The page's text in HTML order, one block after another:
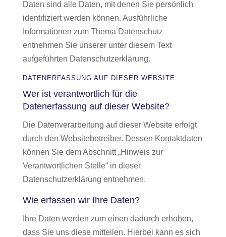
Daten sind alle Daten, mit denen Sie persönlich
identifiziert werden können. Ausführliche
Informationen zum Thema Datenschutz
entnehmen Sie unserer unter diesem Text
aufgeführten Datenschutzerklärung.
DATENERFASSUNG AUF DIESER WEBSITE
Wer ist verantwortlich für die
Datenerfassung auf dieser Website?
Die Datenverarbeitung auf dieser Website erfolgt
durch den Websitebetreiber. Dessen Kontaktdaten
können Sie dem Abschnitt „Hinweis zur
Verantwortlichen Stelle“ in dieser
Datenschutzerklärung entnehmen.
Wie erfassen wir Ihre Daten?
Ihre Daten werden zum einen dadurch erhoben,
dass Sie uns diese mitteilen. Hierbei kann es sich